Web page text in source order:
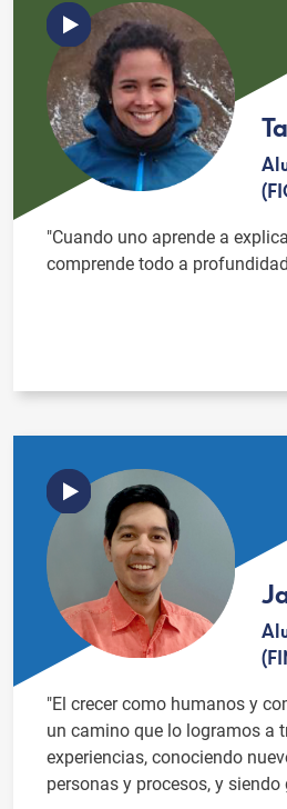
"Cuando uno aprende a
comprende todo a
"El crecer como humanos y
un camino que lo logramos a
experiencias, conociendo
personas y procesos, y